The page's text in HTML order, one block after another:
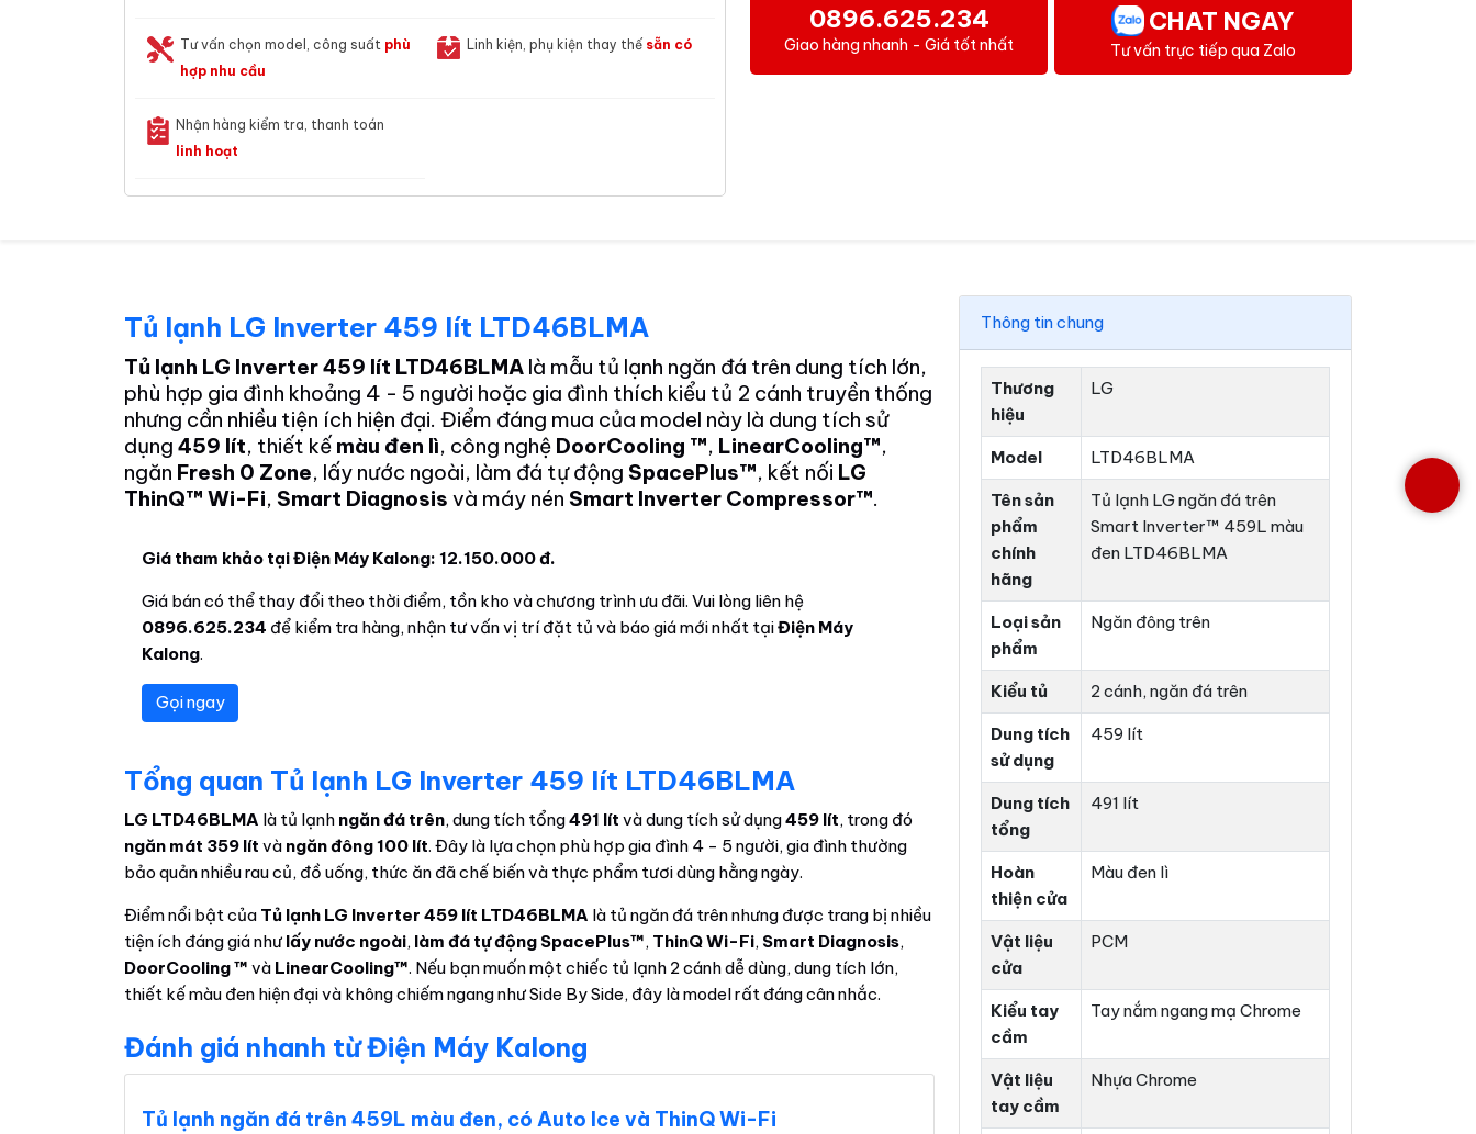
Tư vấn chọn model, công suất phù
hợp nhu cầu
Linh kiện, phụ kiện thay thế sẵn có
Nhận hàng kiểm tra, thanh toán
linh hoạt
0896.625.234
Giao hàng nhanh - Giá tốt nhất
CHAT NGAY
Tư vấn trực tiếp qua Zalo
Tủ lạnh LG Inverter 459 lít LTD46BLMA
Tủ lạnh LG Inverter 459 lít LTD46BLMA là mẫu tủ lạnh ngăn đá trên dung tích lớn,
phù hợp gia đình khoảng 4 - 5 người hoặc gia đình thích kiểu tủ 2 cánh truyền thống
nhưng cần nhiều tiện ích hiện đại. Điểm đáng mua của model này là dung tích sử
dụng459 lít, thiết kế màu đen lì, công nghệ DoorCooling ™, LinearCooling™,
ngăn Fresh 0 Zone, lấy nước ngoài, làm đá tự động SpacePlus™, kết nối LG
ThinQ™ Wi-Fi, Smart Diagnosis và máy nén Smart Inverter Compressor™.
Giá tham khảo tại Điện Máy Kalong: 12.150.000 đ.
Giá bán có thể thay đổi theo thời điểm, tồn kho và chương trình ưu đãi. Vui lòng liên hệ
0896.625.234 để kiểm tra hàng, nhận tư vấn vị trí đặt tủ và báo giá mới nhất tạiĐiện Máy
Kalong.
Gọi ngay
Tổng quan Tủ lạnh LG Inverter 459 lít LTD46BLMA
LG LTD46BLMA là tủ lạnh ngăn đá trên, dung tích tổng491 lít và dung tích sử dụng459 lít, trong đó
ngăn mát 359 lít và ngăn đông 100 lít. Đây là lựa chọn phù hợp gia đình 4 - 5 người, gia đình thường
bảo quản nhiều rau củ, đồ uống, thức ăn đã chế biến và thực phẩm tươi dùng hằng ngày.
Điểm nổi bật của Tủ lạnh LG Inverter 459 lít LTD46BLMA là tủ ngăn đá trên nhưng được trang bị nhiều
tiện ích đáng giá như lấy nước ngoài, làm đá tự động SpacePlus™, ThinQ Wi-Fi, Smart Diagnosis,
DoorCooling ™ và LinearCooling™. Nếu bạn muốn một chiếc tủ lạnh 2 cánh dễ dùng, dung tích lớn,
thiết kế màu đen hiện đại và không chiếm ngang như Side By Side, đây là model rất đáng cân nhắc.
Đánh giá nhanh từ Điện Máy Kalong
Tủ lạnh ngăn đá trên 459L màu đen, có Auto Ice và ThinQ Wi-Fi
Thông tin chung
Thương
hiệu
LG
Model LTD46BLMA
Tên sản
phẩm
chính
hãng
Tủ lạnh LG ngăn đá trên
Smart Inverter™ 459L màu
đen LTD46BLMA
Loại sản
phẩm
Ngăn đông trên
Kiểu tủ 2 cánh, ngăn đá trên
Dung tích
sử dụng
459 lít
Dung tích
tổng
491 lít
Hoàn
thiện cửa
Màu đen lì
Vật liệu
cửa
PCM
Kiểu tay
cầm
Tay nắm ngang mạ Chrome
Vật liệu
tay cầm
Nhựa Chrome